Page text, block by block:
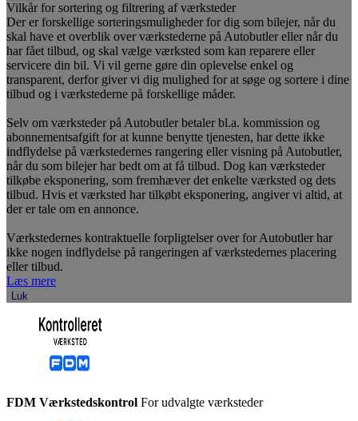
Vilkår for sortering og filtrering af værksteder
Der er forskellige sorteringsmuligheder for dig som bilejer, når du
skal have et overblik over værkstederne på Autobutler eller når du
har fået tilbud, og skal vælge værksted som kan reparere eller
servicere din bil. Vi vil gerne gøre din oplevelse enkel og
transparent, derfor giver vi dig mulighed for at søge og sortere i dine
tilbud og i værkstederne på forskellige måder.
Selv om værksteder på Autobutler betaler bl.a. kommission og
abonnementsafgift for at kunne benytte tjenesten, har dette ikke
indflydelse på værkstedernes rangering eller visning på Autobutler,
når du som bilejer har bedt om at få tilbud. Dog kan værksteder
tilkøbe eksponering, som fremhæver det enkelte værksted og dets
tilbud. Hvis et værksted har tilkøbt eksponering, angiver vi altid, at
der er tale om en annonce.
Værkstedernes kontraktuelle forpligtelser over for Autobutler har
ikke nogen indflydelse på rangeringen af værkstedernes placering
eller tilbud.
Læs mere
Luk
FDM Værkstedskontrol For udvalgte værksteder